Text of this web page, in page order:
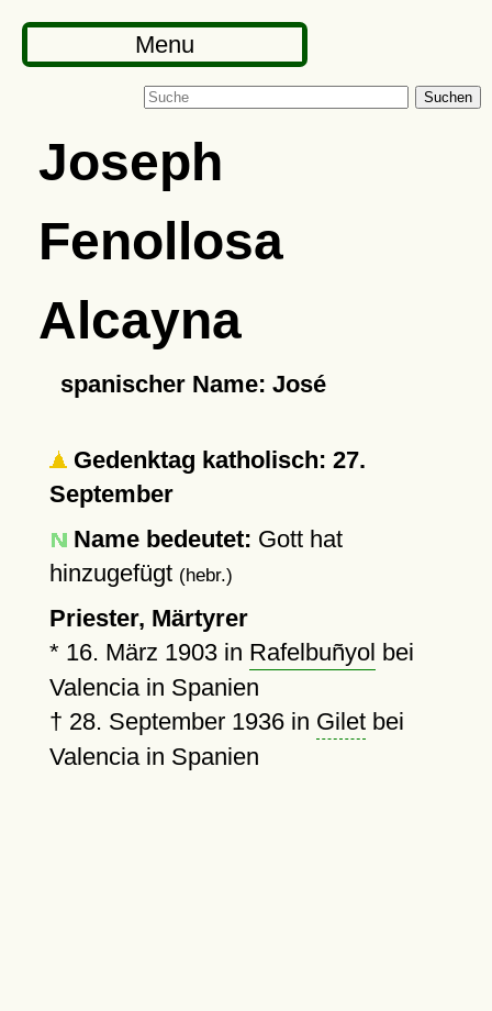
Menu
Suchen
Joseph
Fenollosa
Alcayna
spanischer Name: José
Gedenktag katholisch: 27.
September
Name bedeutet: Gott hat
hinzugefügt (hebr.)
Priester, Märtyrer
* 16. März 1903in Rafelbuñyol bei
Valencia in Spanien
† 28. September 1936in Giletbei
Valencia in Spanien